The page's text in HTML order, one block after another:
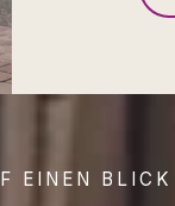
EINEN BLICK